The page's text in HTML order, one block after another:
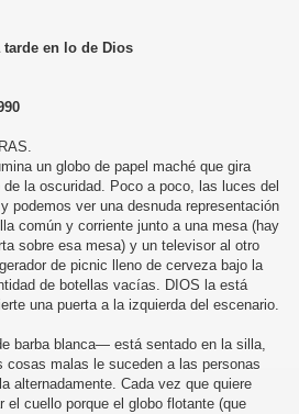
tarde en lo de Dios
un globo de papel maché que gira
la oscuridad. Poco a poco, las luces del
podemos ver una desnuda representación
común y corriente junto a una mesa (hay
sobre esa mesa) y un televisor al otro
de picnic lleno de cerveza bajo la
de botellas vacías. DIOS la está
una puerta a la izquierda del escenario.
barba blanca— está sentado en la silla,
cosas malas le suceden a las personas
alternadamente. Cada vez que quiere
el cuello porque el globo flotante (que